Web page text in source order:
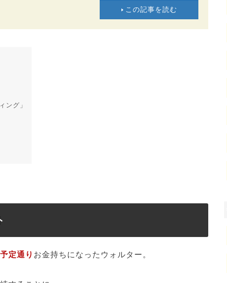
この記事を読む
ング」
定通り お金持ちになったウォルター。